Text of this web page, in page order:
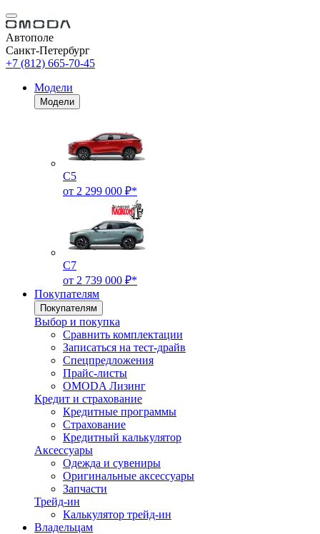
Автополе
Санкт-Петербург
+7 (812) 665-70-45
Модели
Модели
C5
от 2 299 000 ₽*
C7
от 2 739 000 ₽*
Покупателям
Покупателям
Выбор и покупка
Сравнить комплектации
Записаться на тест-драйв
Cпецпредложения
Прайс-листы
OMODA Лизинг
Кредит и страхование
Кредитные программы
Страхование
Кредитный калькулятор
Аксессуары
Одежда и сувениры
Оригинальные аксессуары
Запчасти
Трейд-ин
Калькулятор трейд-ин
Владельцам